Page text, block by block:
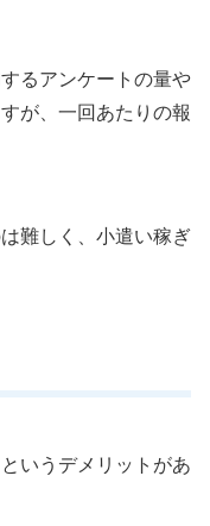
るアンケートの量や
が、一回あたりの報
難しく、小遣い稼ぎ
いうデメリットがあ